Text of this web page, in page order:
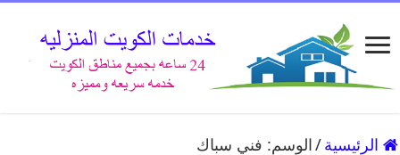
الرئيسية / الوسم: فني سباك